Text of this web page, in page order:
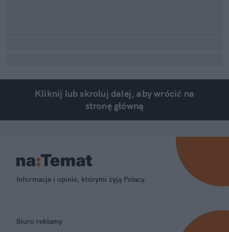
Kliknij lub skroluj dalej, aby wrócić na
stronę główną
Informacje i opinie, którymi żyją Polacy.
Biuro reklamy